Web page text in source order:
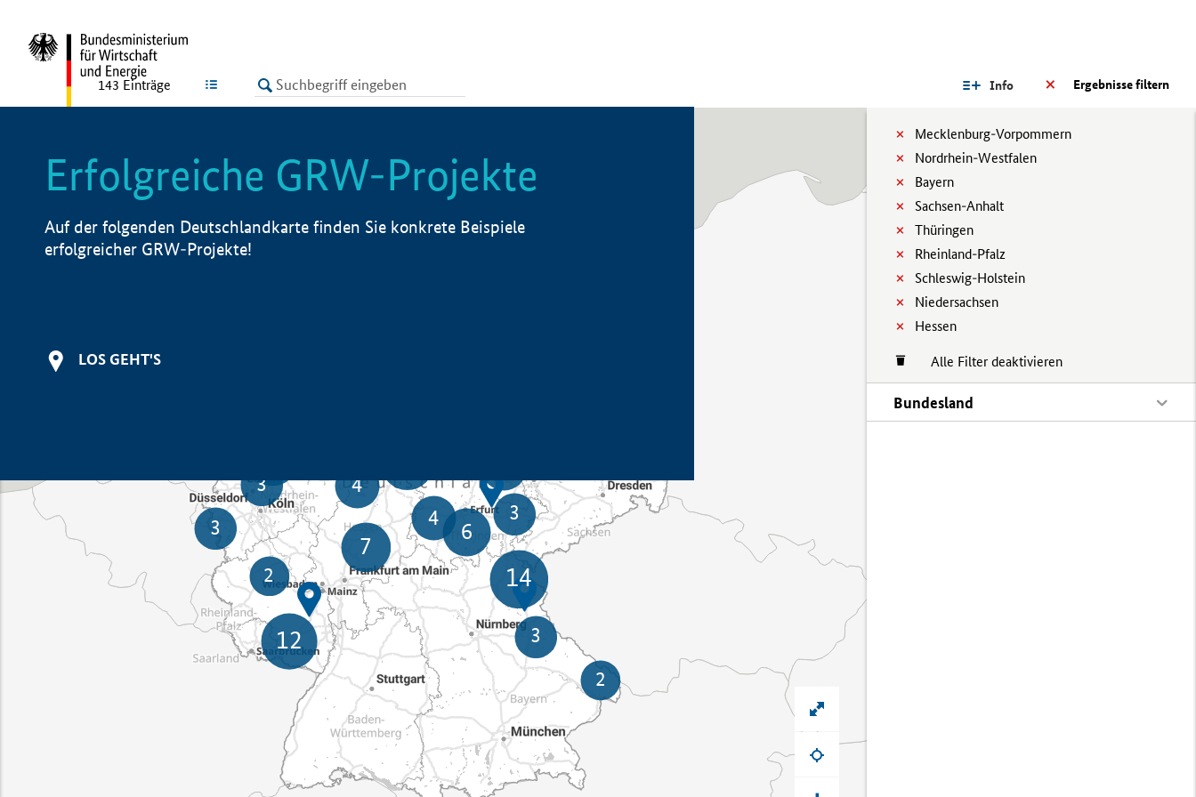
LISTE Ergebnisse filtern
Info
Mecklenburg-Vorpommern
Nordrhein-Westfalen
Bayern
Sachsen-Anhalt
Thüringen
Rheinland-Pfalz
Schleswig-Holstein
Niedersachsen
Hessen
Alle Filter deaktivieren
Bundesland
143 Einträge
Erfolgreiche GRW-Projekte
Auf der folgenden Deutschlandkarte finden Sie konkrete Beispiele
erfolgreicher GRW-Projekte!
LOS GEHT'S